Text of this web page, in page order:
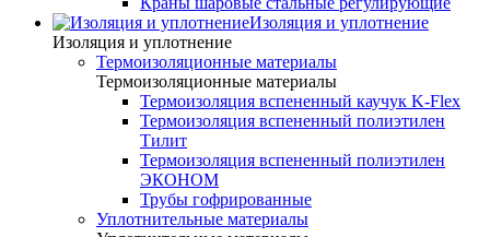
Изоляция и уплотнение
Изоляция и уплотнение
Термоизоляционные материалы
Термоизоляционные материалы
Термоизоляция вспененный каучук K-Flex
Термоизоляция вспененный полиэтилен
Тилит
Термоизоляция вспененный полиэтилен
ЭКОНОМ
Трубы гофрированные
Уплотнительные материалы